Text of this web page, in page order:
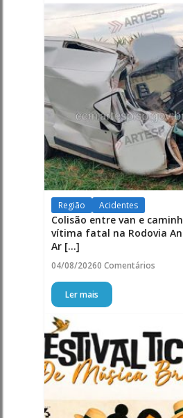
Região Acidentes
Colisão entre van e
vítima fatal na Rodovia
Ar [...]
04/08/20260 Comentários
Ler mais